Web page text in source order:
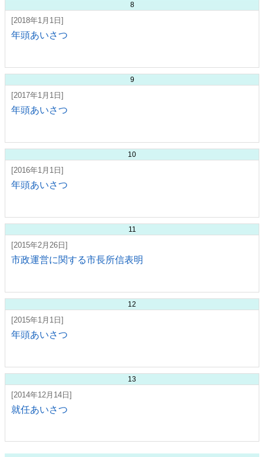
8
[2018年1月1日]
年頭あいさつ
9
[2017年1月1日]
年頭あいさつ
10
[2016年1月1日]
年頭あいさつ
11
[2015年2月26日]
市政運営に関する市長所信表明
12
[2015年1月1日]
年頭あいさつ
13
[2014年12月14日]
就任あいさつ